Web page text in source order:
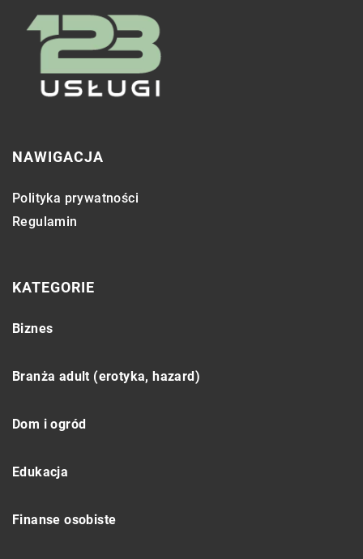
NAWIGACJA
Polityka prywatności
Regulamin
KATEGORIE
Biznes
Branża adult (erotyka, hazard)
Dom i ogród
Edukacja
Finanse osobiste